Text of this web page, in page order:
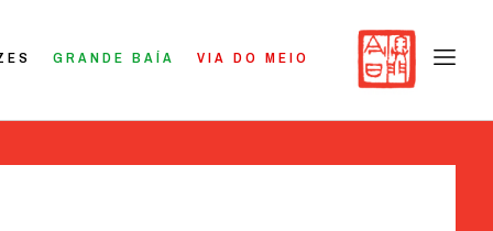
GRANDE BAÍA VIA DO MEIO